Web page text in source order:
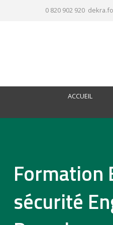
0 820 902 920
ACCUEIL
Formation
sécurité